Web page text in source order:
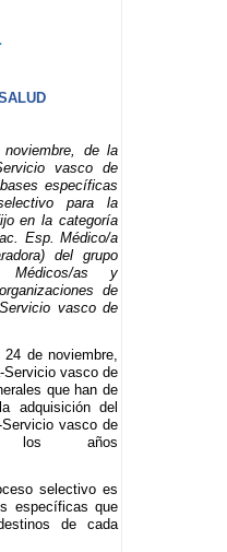
noviembre, de la
vasco de
específicas
para la
en la categoría
Esp. Médico/a
del grupo
Médicos/as y
de
vasco de
24 de noviembre,
Servicio vasco de
que han de
adquisición del
vasco de
los años
selectivo es
específicas que
de cada